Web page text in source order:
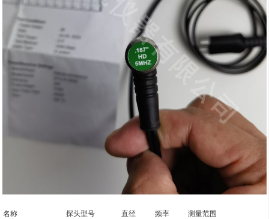
名称 探头型号 直径 频率
测量范围